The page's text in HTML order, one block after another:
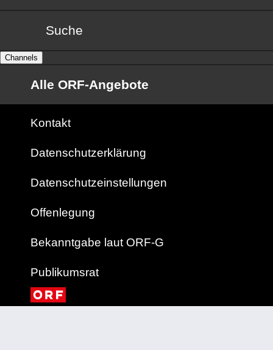
Suche
Channels
Alle ORF-Angebote
Kontakt
Datenschutzerklärung
Datenschutzeinstellungen
Offenlegung
Bekanntgabe laut ORF-G
Publikumsrat